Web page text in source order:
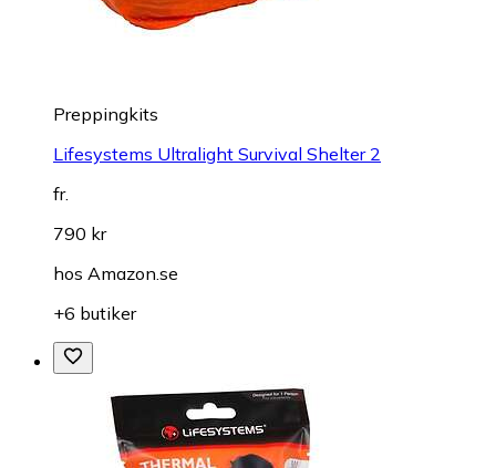
Preppingkits
Lifesystems Ultralight Survival Shelter 2
fr.
790 kr
hos Amazon.se
+6 butiker